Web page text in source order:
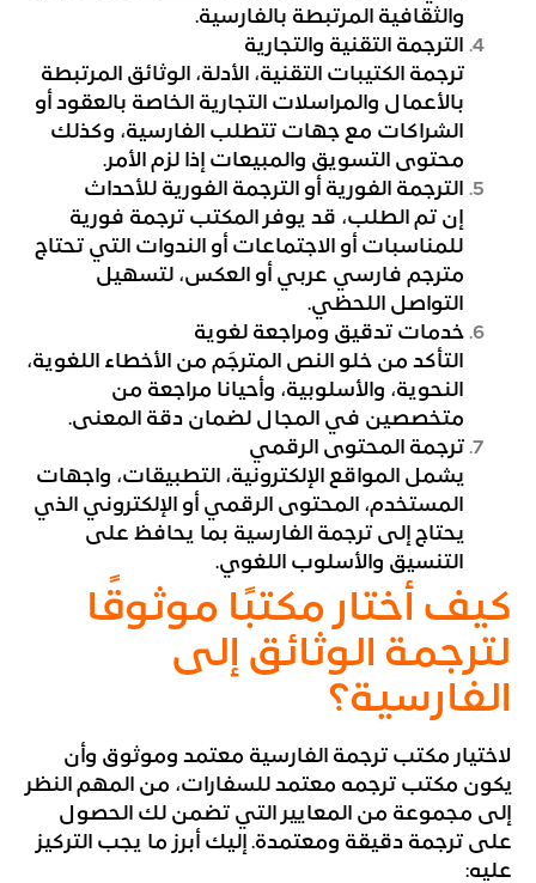
والثقافية المرتبطة بالفارسية.
الترجمة التقنية والتجارية
ترجمة الكتيبات التقنية، الأدلة، الوثائق المرتبطة
بالأعمال والمراسلات التجارية الخاصة بالعقود أو
الشراكات مع جهات تتطلب الفارسية، وكذلك
محتوى التسويق والمبيعات إذا لزم الأمر.
الترجمة الفورية أو الترجمة الفورية للأحداث
إن تم الطلب، قد يوفر المكتب ترجمة فورية
للمناسبات أو الاجتماعات أو الندوات التي تحتاج
مترجم فارسي عربي أو العكس، لتسهيل
التواصل اللحظي.
خدمات تدقيق ومراجعة لغوية
التأكد من خلو النص المترجَم من الأخطاء اللغوية،
النحوية، والأسلوبية، وأحيانا مراجعة من
متخصصين في المجال لضمان دقة المعنى.
ترجمة المحتوى الرقمي
يشمل المواقع الإلكترونية، التطبيقات، واجهات
المستخدم، المحتوى الرقمي أو الإلكتروني الذي
يحتاج إلى ترجمة الفارسية بما يحافظ على
التنسيق والأسلوب اللغوي.
كيف أختار مكتبًا موثوقًا
لترجمة الوثائق إلى
الفارسية؟
لاختيار مكتب ترجمة الفارسية معتمد وموثوق وأن
يكون مكتب ترجمه معتمد للسفارات، من المهم النظر
إلى مجموعة من المعايير التي تضمن لك الحصول
على ترجمة دقيقة ومعتمدة. إليك أبرز ما يجب التركيز
عليه: